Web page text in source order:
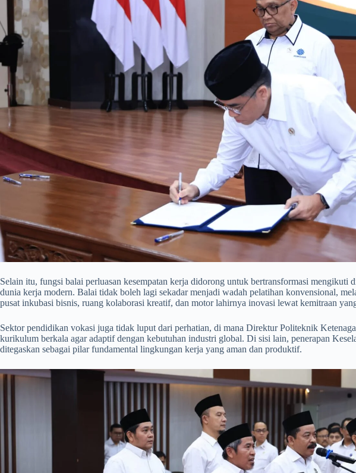
​Selain itu, fungsi balai perluasan kesempatan kerja didorong untuk bertransformasi mengikuti
dunia kerja modern. Balai tidak boleh lagi sekadar menjadi wadah pelatihan konvensional,
pusat inkubasi bisnis, ruang kolaborasi kreatif, dan motor lahirnya inovasi lewat kemitraan
​Sektor pendidikan vokasi juga tidak luput dari perhatian, di mana Direktur Politeknik
kurikulum berkala agar adaptif dengan kebutuhan industri global. Di sisi lain, penerapan
ditegaskan sebagai pilar fundamental lingkungan kerja yang aman dan produktif.